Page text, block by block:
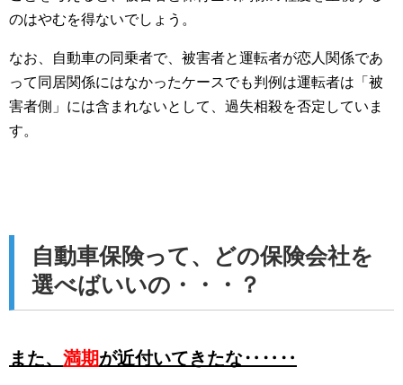
のはやむを得ないでしょう。
なお、自動車の同乗者で、被害者と運転者が恋人関係であ
って同居関係にはなかったケースでも判例は運転者は「被
害者側」には含まれないとして、過失相殺を否定していま
す。
自動車保険って、どの保険会社を
選べばいいの・・・？
また、 満期が近付いてきたな‥‥‥